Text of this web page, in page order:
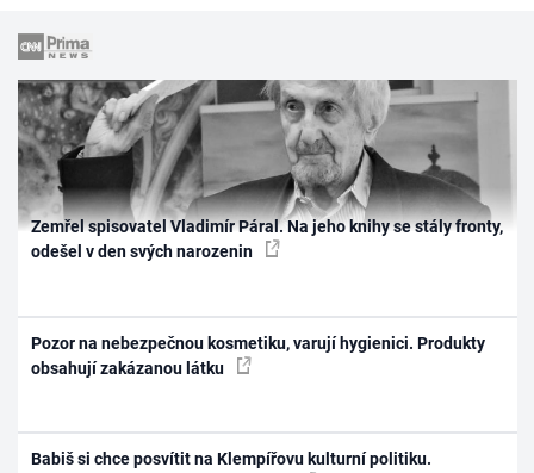
Zemřel spisovatel Vladimír Páral. Na jeho knihy se stály fronty,
odešel v den svých narozenin
Pozor na nebezpečnou kosmetiku, varují hygienici. Produkty
obsahují zakázanou látku
Babiš si chce posvítit na Klempířovu kulturní politiku.